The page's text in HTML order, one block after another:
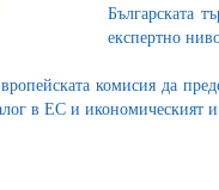
Българската
експертно
комисия да
в ЕС и икономическият